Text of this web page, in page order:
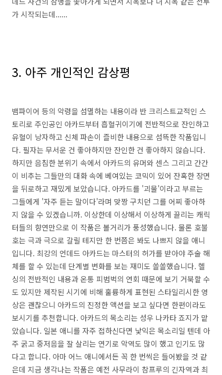
가 시작되는데......
3. 아주 개인적인 감상평
뱀파이어 등의 악령을 섬멸하는 내용이라 반 크리스트교적인 스
토리로 주인공인 아카드부터 흡혈귀이기에 전반적으로 잔인하고
유혈이 낭자하고 신체 파손이 즐비한 내용으로 섬뜩한 작품입니
다. 필자는 무서운 건 좋아하지만 잔인한 건 좋아하지 않습니다.
하지만 음침한 분위기 속에서 아카드의 유머와 센스 그리고 간간
이 비추는 그들만의 대화 속에 베여있는 코믹이 있어 잔혹한 장면
을 뒤로하고 재밌게 보았습니다. 아카드를 '괴물'이라고 부르는
그들에게 '자주 듣는 말이다'라며 맞짱 구치던 그를 어찌 좋아하
지 않을 수 있겠습니까. 이상한데 이상해서 이상하게 끌리는 캐릭
터들의 향연만으로 이 작품은 볼거리가 풍성했습니다. 물론 호불
호는 극과 극으로 갈릴 테지만 한 번쯤은 봐도 나쁘지 않을 애니
입니다. 최강의 언데드 아카드는 마스터의 허가를 받아야 주술 해
체를 할 수 있는데 단계별 변화를 보는 재미도 쏠쏠했습니다. 헬
싱의 전반적인 내용과 온통 피범벅의 연회 때문에 보기 거북할 수
도 있지만 제작된 시기에 비해 훌륭하게 표현된 스타일리시한 영
상은 괜찮으니 아카드의 진정한 액션을 보고 싶다면 한편이라도
보시기를 추천합니다. 아카드의 목소리는 성우 나카타 죠지가 맡
았습니다. 일본 애니를 자주 접하신다면 낯익은 목소리일 텐데 아
주 굵고 중저음을 잘 살리는 연기로 악역도 많이 했고 인기도 많
다고 합니다. 아마 어느 애니에서든 꼭 한 번씩은 들어봤을 것 같
은데 지금 생각나는 작품은 예전 사무라이 참프루의 긴자역과 최